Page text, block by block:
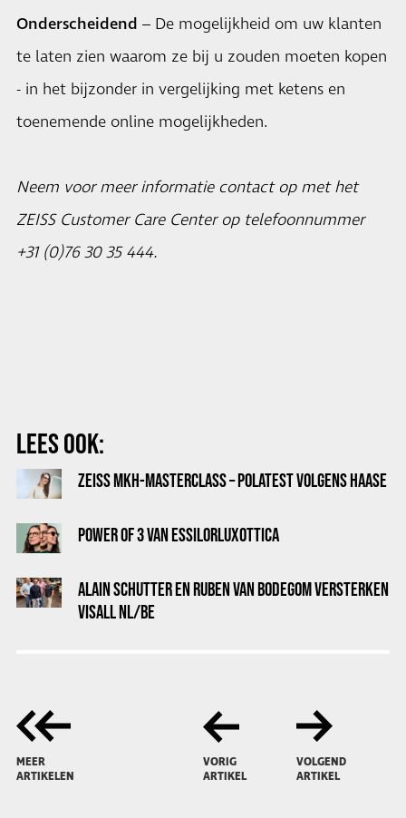
Onderscheidend – De mogelijkheid om uw klanten
te laten zien waarom ze bij u zouden moeten kopen
- in het bijzonder in vergelijking met ketens en
toenemende online mogelijkheden.
Neem voor meer informatie contact op met het
ZEISS Customer Care Center op telefoonnummer
+31 (0)76 30 35 444.
LEES OOK:
ZEISS MKH-MASTERCLASS – POLATEST VOLGENS HAASE
POWER OF 3 VAN ESSILORLUXOTTICA
ALAIN SCHUTTER EN RUBEN VAN BODEGOM VERSTERKEN
VISALL NL/BE
MEER
ARTIKELEN
VORIG
ARTIKEL
VOLGEND
ARTIKEL